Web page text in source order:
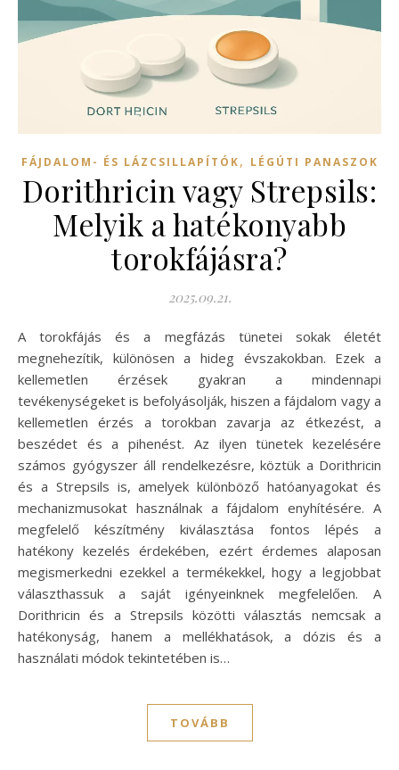
FÁJDALOM- ÉS LÁZCSILLAPÍTÓK, LÉGÚTI PANASZOK
Dorithricin vagy Strepsils:
Melyik a hatékonyabb
torokfájásra?
2025.09.21.
A torokfájás és a megfázás tünetei sokak életét
megnehezítik, különösen a hideg évszakokban. Ezek a
kellemetlen érzések gyakran a mindennapi
tevékenységeket is befolyásolják, hiszen a fájdalom vagy a
kellemetlen érzés a torokban zavarja az étkezést, a
beszédet és a pihenést. Az ilyen tünetek kezelésére
számos gyógyszer áll rendelkezésre, köztük a Dorithricin
és a Strepsils is, amelyek különböző hatóanyagokat és
mechanizmusokat használnak a fájdalom enyhítésére. A
megfelelő készítmény kiválasztása fontos lépés a
hatékony kezelés érdekében, ezért érdemes alaposan
megismerkedni ezekkel a termékekkel, hogy a legjobbat
választhassuk a saját igényeinknek megfelelően. A
Dorithricin és a Strepsils közötti választás nemcsak a
hatékonyság, hanem a mellékhatások, a dózis és a
használati módok tekintetében is…
TOVÁBB